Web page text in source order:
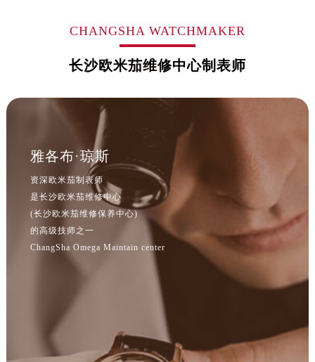
CHANGSHA WATCHMAKER
长沙欧米茄维修中心制表师
雅各布·琼斯
资深欧米茄制表师
是长沙欧米茄维修中心
(长沙欧米茄维修保养中心)
的高级技师之一
ChangSha Omega Maintain center